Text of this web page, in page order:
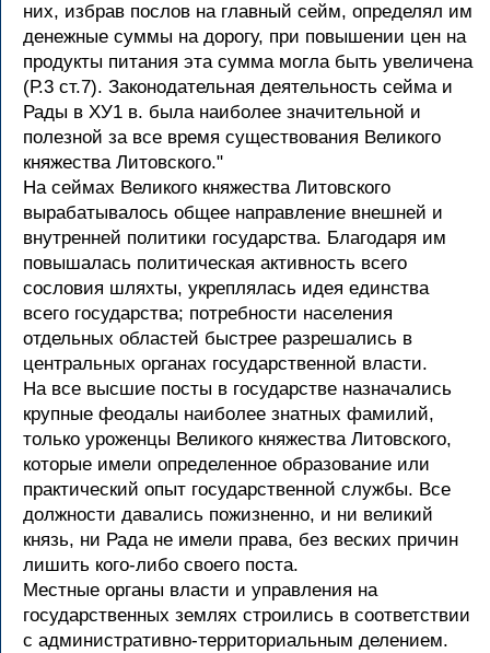
них, избрав послов на главный сейм, определял им
денежные суммы на дорогу, при повышении цен на
продукты питания эта сумма могла быть увеличена
(Р.3 ст.7). Законодательная деятельность сейма и
Рады в ХУ1 в. была наиболее значительной и
полезной за все время существования Великого
княжества Литовского."
На сеймах Великого княжества Литовского
вырабатывалось общее направление внешней и
внутренней политики государства. Благодаря им
повышалась политическая активность всего
сословия шляхты, укреплялась идея единства
всего государства; потребности населения
отдельных областей быстрее разрешались в
центральных органах государственной власти.
На все высшие посты в государстве назначались
крупные феодалы наиболее знатных фамилий,
только уроженцы Великого княжества Литовского,
которые имели определенное образование или
практический опыт государственной службы. Все
должности давались пожизненно, и ни великий
князь, ни Рада не имели права, без веских причин
лишить кого-либо своего поста.
Местные органы власти и управления на
государственных землях строились в соответствии
с административно-территориальным делением.